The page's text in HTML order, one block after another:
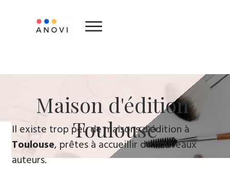
​Maison d'édition ​
Toulouse
​Il existe trop peu de maisons d'édition à
Toulouse, prêtes à accueillir de nouveaux
auteurs.